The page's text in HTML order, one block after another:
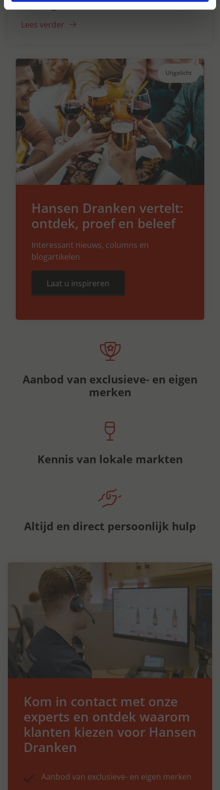
Lees verder
Uitgelicht
Hansen Dranken vertelt:
ontdek, proef en beleef
Interessant nieuws, columns en
blogartikelen
Laat u inspireren
Aanbod van exclusieve- en eigen
merken
Kennis van lokale markten
Altijd en direct persoonlijk hulp
Kom in contact met onze
experts en ontdek waarom
klanten kiezen voor Hansen
Dranken
Aanbod van exclusieve- en eigen merken